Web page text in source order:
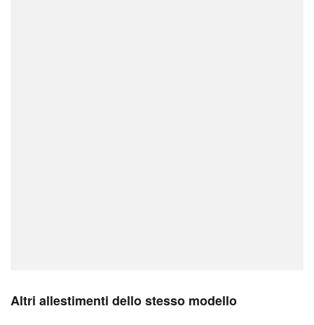
Altri allestimenti dello stesso modello